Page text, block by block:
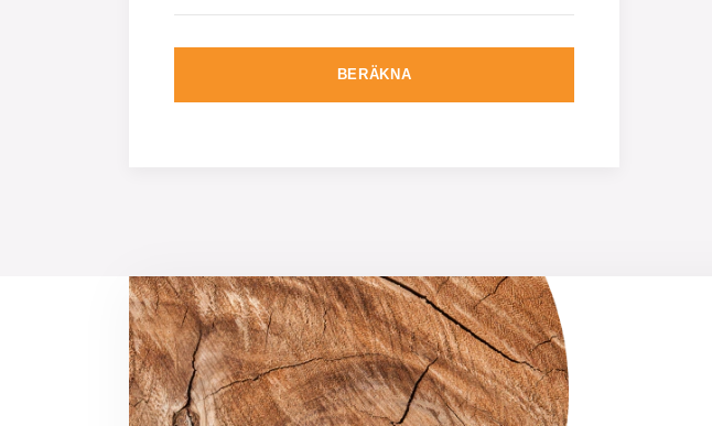
BERÄKNA